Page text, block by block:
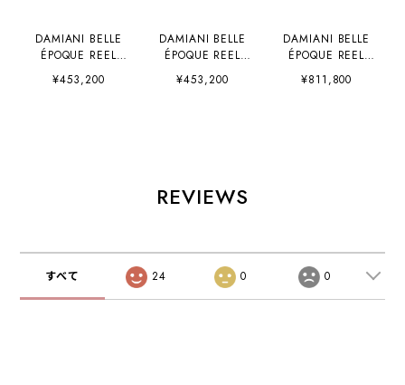
DAMIANI BELLE
ÉPOQUE REEL
（20093330）
5.7mm
¥453,200
DAMIANI BELLE
ÉPOQUE REEL
（20093331）
5.7mm
¥453,200
DAMIANI BELLE
ÉPOQUE REEL
（20094036）
5.7mm
¥811,800
REVIEWS
すべて 24 0 0